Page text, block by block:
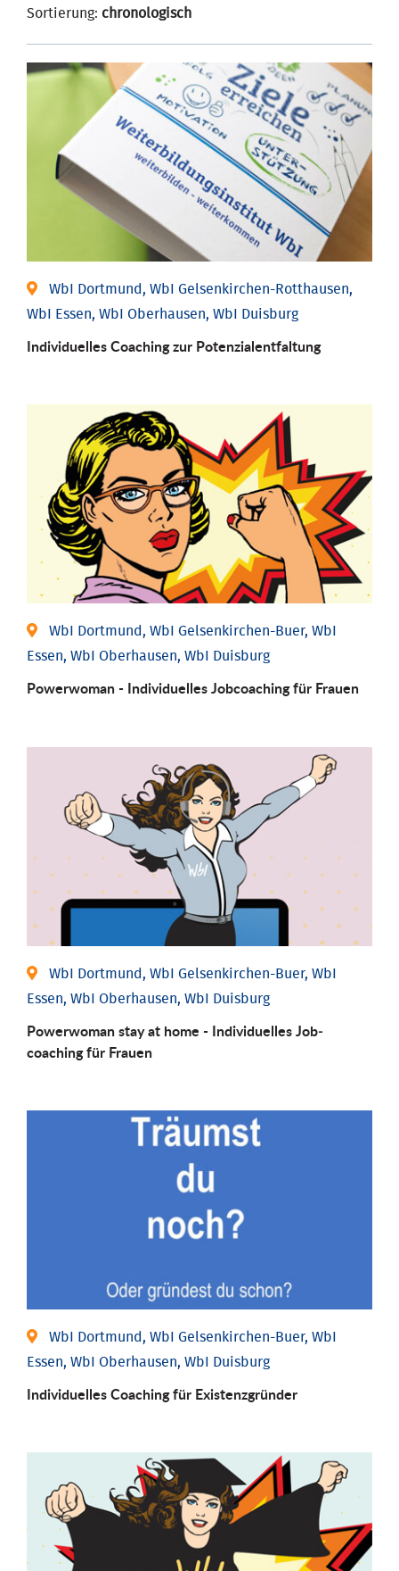
Sortierung: chronologisch
WbI Dortmund, WbI Gelsenkirchen-Rotthausen,
WbI Essen, WbI Oberhausen, WbI Duisburg
Individuelles Coaching zur Potenzialentfaltung
WbI Dortmund, WbI Gelsenkirchen-Buer, WbI
Essen, WbI Oberhausen, WbI Duisburg
Powerwoman - Individu­elles Job­coaching für Frauen
WbI Dortmund, WbI Gelsenkirchen-Buer, WbI
Essen, WbI Oberhausen, WbI Duisburg
Powerwoman stay at home - Individu­elles Job­
coaching für Frauen
WbI Dortmund, WbI Gelsenkirchen-Buer, WbI
Essen, WbI Oberhausen, WbI Duisburg
Individu­elles Coaching für Existenz­gründer